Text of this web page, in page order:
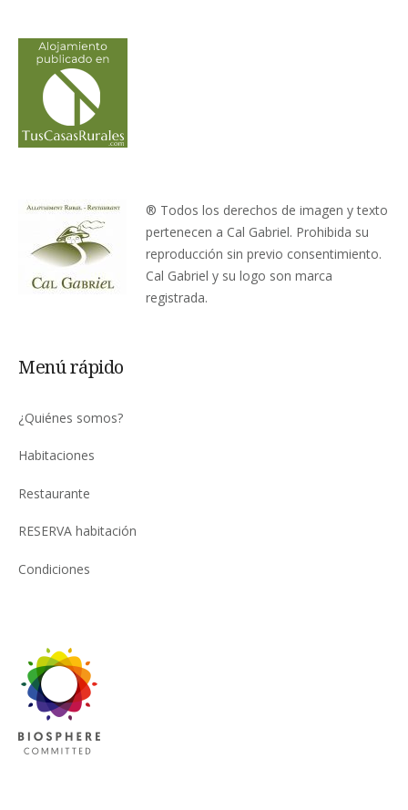
® Todos los derechos de imagen y texto
pertenecen a Cal Gabriel. Prohibida su
reproducción sin previo consentimiento.
Cal Gabriel y su logo son marca
registrada.
Menú rápido
¿Quiénes somos?
Habitaciones
Restaurante
RESERVA habitación
Condiciones